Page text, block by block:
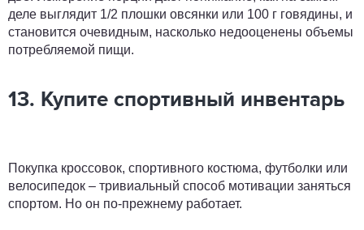
деле выглядит 1/2 плошки овсянки или 100 г говядины, и
становится очевидным, насколько недооценены объемы
потребляемой пищи.
13. Купите спортивный инвентарь
Покупка кроссовок, спортивного костюма, футболки или
велосипедок – тривиальный способ мотивации заняться
спортом. Но он по-прежнему работает.